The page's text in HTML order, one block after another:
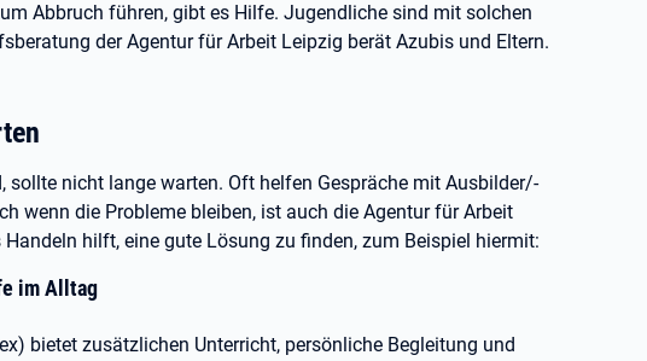
Abbruch führen, gibt es Hilfe. Jugendliche sind mit solchen
der Agentur für Arbeit Leipzig berät Azubis und Eltern.
sollte nicht lange warten. Oft helfen Gespräche mit Ausbilder/-
wenn die Probleme bleiben, ist auch die Agentur für Arbeit
hilft, eine gute Lösung zu finden, zum Beispiel hiermit:
im Alltag
bietet zusätzlichen Unterricht, persönliche Begleitung und